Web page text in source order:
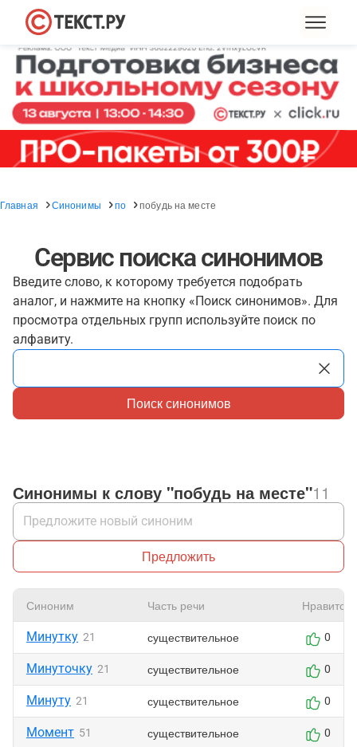
Главная Синонимы по побудь на месте
Сервис поиска синонимов
Введите слово, к которому требуется подобрать
аналог, и нажмите на кнопку «Поиск синонимов». Для
просмотра отдельных групп используйте поиск по
алфавиту.
Поиск синонимов
Синонимы к слову "побудь на месте"11
Предложить
Синоним Часть речи Нравится
Минутку 21 существительное 0
Минуточку 21 существительное 0
Минуту 21 существительное 0
Момент 51 существительное 0